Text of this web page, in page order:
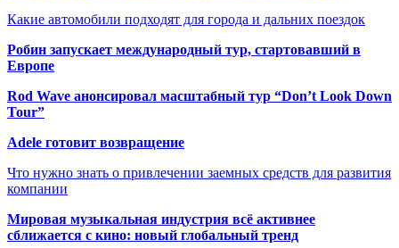
Какие автомобили подходят для города и дальних поездок
Робин запускает международный тур, стартовавший в
Европе
Rod Wave анонсировал масштабный тур “Don’t Look Down
Tour”
Adele готовит возвращение
Что нужно знать о привлечении заемных средств для развития
компании
Мировая музыкальная индустрия всё активнее
сближается с кино: новый глобальный тренд